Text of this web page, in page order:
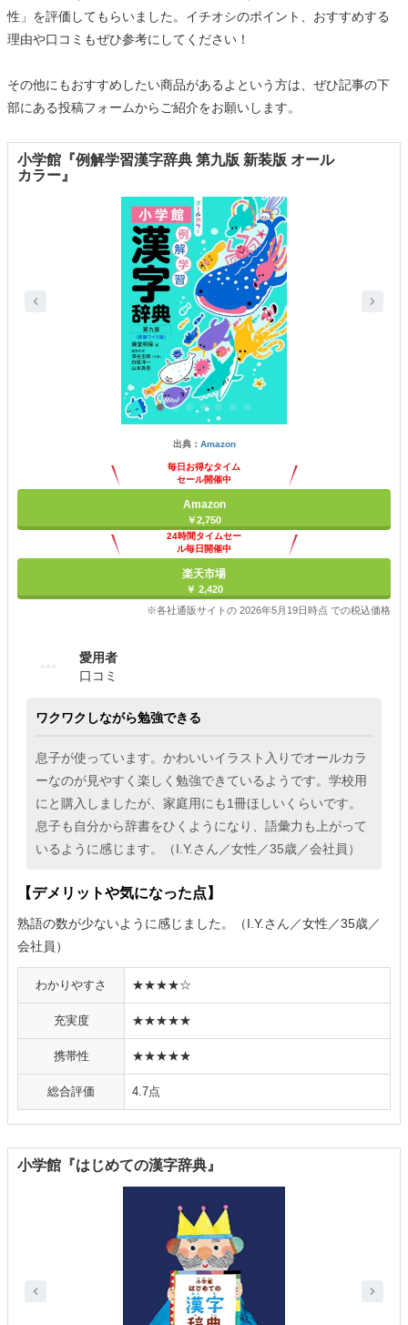
性」を評価してもらいました。イチオシのポイント、おすすめする
理由や口コミもぜひ参考にしてください！
その他にもおすすめしたい商品があるよという方は、ぜひ記事の下
部にある投稿フォームからご紹介をお願いします。
小学館『例解学習漢字辞典 第九版 新装版 オール
カラー』
出典： Amazon
毎日お得なタイム
セール開催中
Amazon
￥2,750
24時間タイムセー
ル毎日開催中
楽天市場
￥ 2,420
※各社通販サイトの 2026年5月19日時点 での税込価格
愛用者
口コミ
ワクワクしながら勉強できる
息子が使っています。かわいいイラスト入りでオールカラ
ーなのが見やすく楽しく勉強できているようです。学校用
にと購入しましたが、家庭用にも1冊ほしいくらいです。
息子も自分から辞書をひくようになり、語彙力も上がって
いるように感じます。（I.Y.さん／女性／35歳／会社員）
【デメリットや気になった点】
熟語の数が少ないように感じました。（I.Y.さん／女性／35歳／
会社員）
わかりやすさ ★★★★☆
充実度 ★★★★★
携帯性 ★★★★★
総合評価 4.7点
小学館『はじめての漢字辞典』